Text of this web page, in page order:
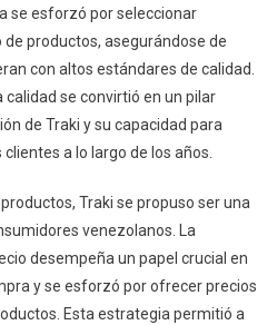
se esforzó por seleccionar
productos, asegurándose de
con altos estándares de calidad.
se convirtió en un pilar
de Traki y su capacidad para
a lo largo de los años.
Traki se propuso ser una
venezolanos. La
desempeña un papel crucial en
y se esforzó por ofrecer precios
Esta estrategia permitió a